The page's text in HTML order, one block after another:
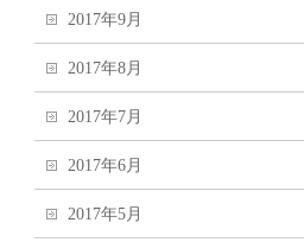
2017年9月
2017年8月
2017年7月
2017年6月
2017年5月